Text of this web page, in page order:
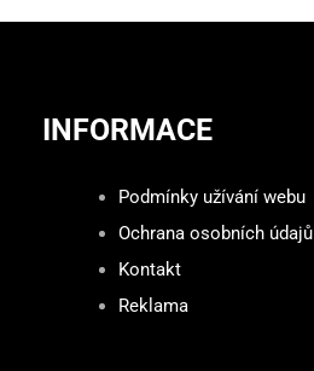
INFORMACE
Podmínky užívání webu
Ochrana osobních údajů
Kontakt
Reklama